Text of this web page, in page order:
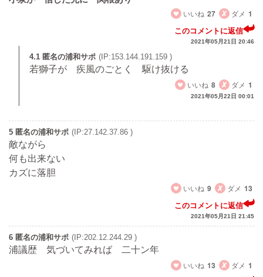
いいね 27 ダメ 1
このコメントに返信
2021年05月21日 20:46
4.1 匿名の浦和サポ (IP:153.144.191.159 )
若獅子が 疾風のごとく 駆け抜ける
いいね 8 ダメ 1
2021年05月22日 00:01
5 匿名の浦和サポ (IP:27.142.37.86 )
敵ながら
何も出来ない
カズに落胆
いいね 9 ダメ 13
このコメントに返信
2021年05月21日 21:45
6 匿名の浦和サポ (IP:202.12.244.29 )
浦議歴 気づいてみれば 二十ン年
いいね 13 ダメ 1